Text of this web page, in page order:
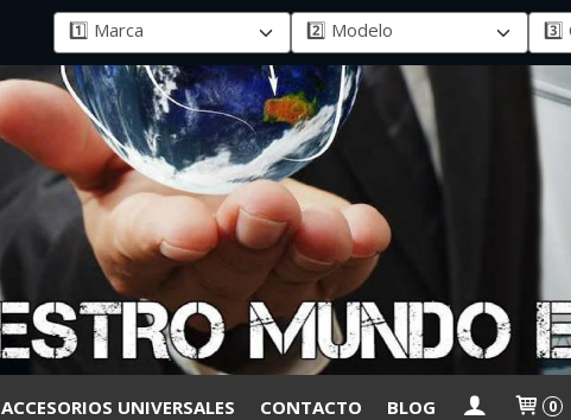
ACCESORIOS UNIVERSALES CONTACTO BLOG 0